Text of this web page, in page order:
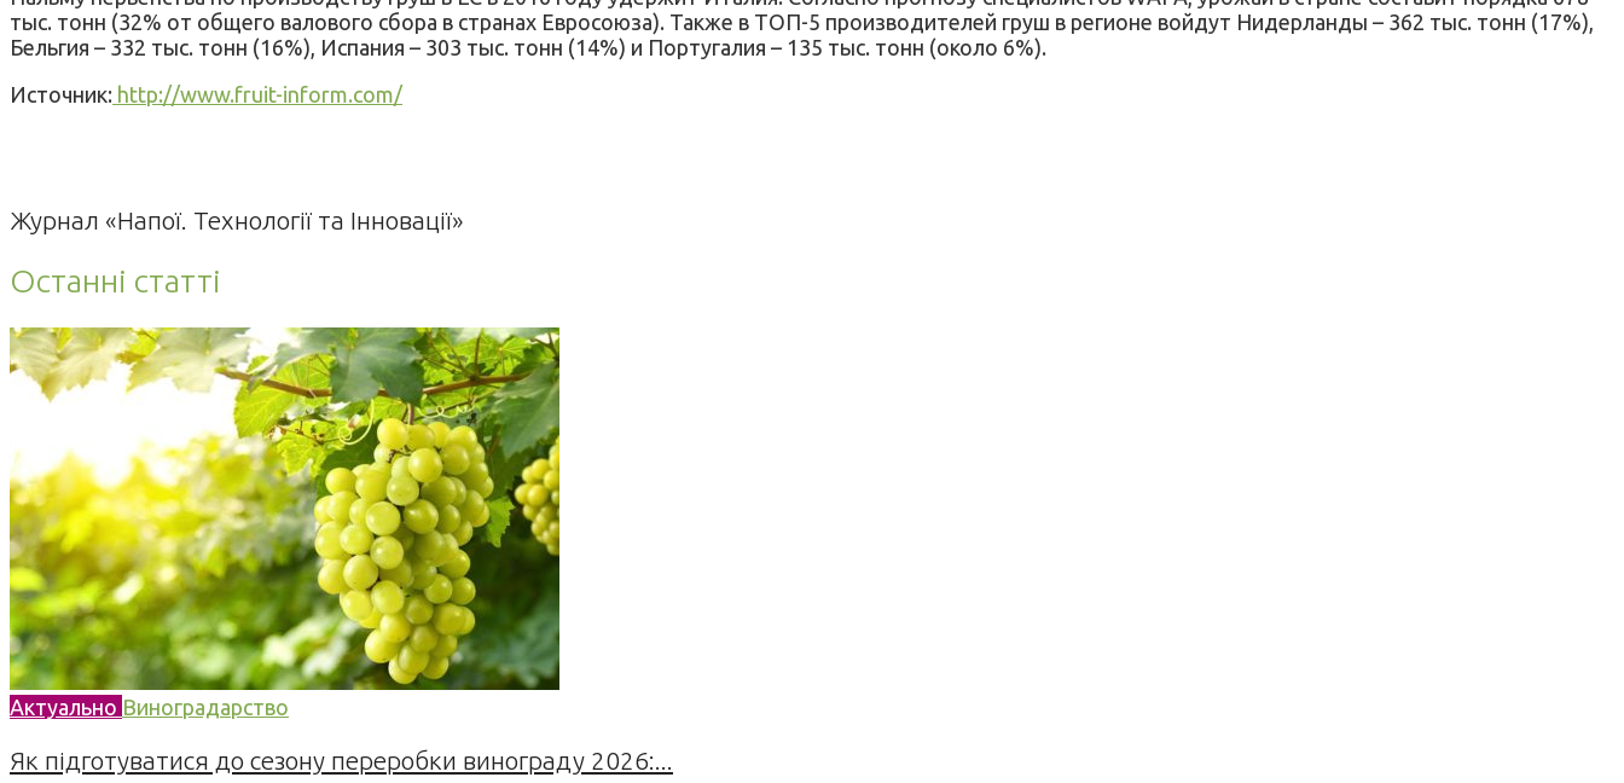
тыс. тонн (32% от общего валового сбора в странах Евросоюза). Также в ТОП-5 производителей груш в регионе войдут Нидерланды – 362 тыс. тонн (17%),
Бельгия – 332 тыс. тонн (16%), Испания – 303 тыс. тонн (14%) и Португалия – 135 тыс. тонн (около 6%).
Источник: http://www.fruit-inform.com/
Журнал «Напої. Технології та Інновації»
Останні статті
Актуально Виноградарство
Як підготуватися до сезону переробки винограду 2026:...